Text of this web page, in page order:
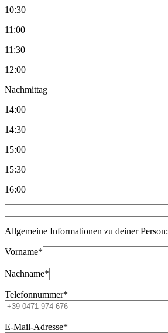
10:30
11:00
11:30
12:00
Nachmittag
14:00
14:30
15:00
15:30
16:00
Allgemeine Informationen zu deiner Person:
Vorname*
Nachname*
Telefonnummer*
E-Mail-Adresse*